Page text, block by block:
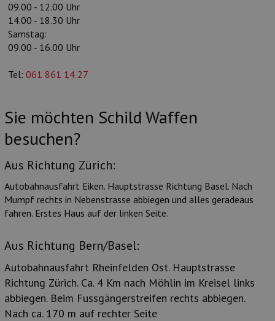
09.00 - 12.00 Uhr
14.00 - 18.30 Uhr
Samstag:
09.00 - 16.00 Uhr
Tel:061 861 14 27
Sie möchten Schild Waffen
besuchen?
Aus Richtung Zürich:
Autobahnausfahrt Eiken. Hauptstrasse Richtung Basel. Nach
Mumpf rechts in Nebenstrasse abbiegen und alles geradeaus
fahren. Erstes Haus auf der linken Seite.
Aus Richtung Bern/Basel:
Autobahnausfahrt Rheinfelden Ost. Hauptstrasse
Richtung Zürich. Ca. 4 Km nach Möhlin im Kreisel links
abbiegen. Beim Fussgängerstreifen rechts abbiegen.
Nach ca. 170 m auf rechter Seite